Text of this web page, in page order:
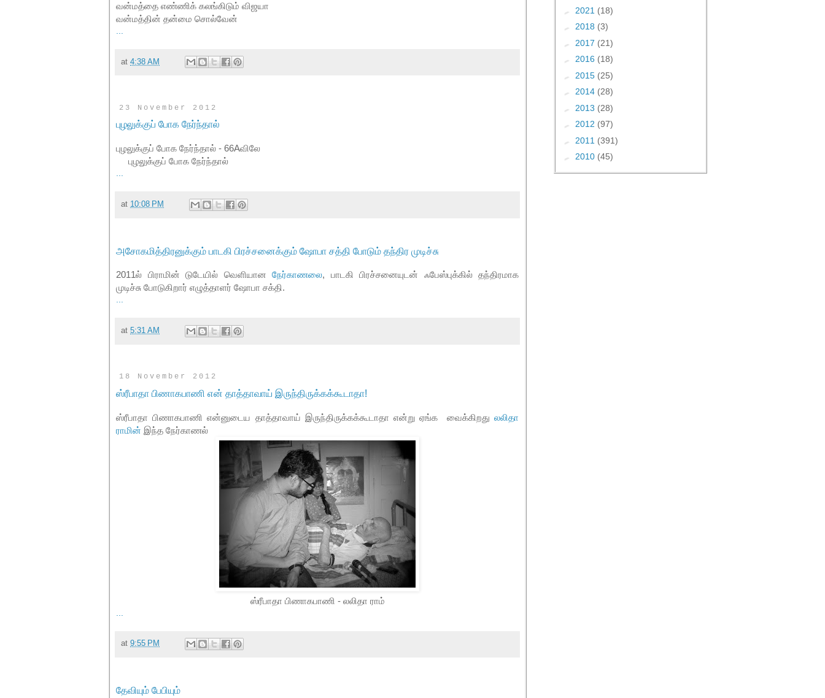
வன்மத்தை எண்ணிக் கலங்கிடும் விஜயா
வன்மத்தின் தன்மை சொல்வேன்
at 4:38 AM
23 November 2012
புழலுக்குப் போக நேர்ந்தால்
புழலுக்குப் போக நேர்ந்தால் - 66Aவிலே
புழலுக்குப் போக நேர்ந்தால்
...
at 10:08 PM
அசோகமித்திரனுக்கும் பாடகி பிரச்சனைக்கும் ஷோபா சத்தி போடும் தந்திர முடிச்சு
2011ல் பிராமின் டுடேயில் வெளியான நேர்காணலை, பாடகி பிரச்சனையுடன் ஃபேஸ்புக்கில் தந்திரமாக
முடிச்சு போடுகிறார் எழுத்தாளர் ஷோபா சக்தி.
...
at 5:31 AM
18 November 2012
ஸ்ரீபாதா பிணாகபாணி என் தாத்தாவாய் இருந்திருக்கக்கூடாதா!
ஸ்ரீபாதா பிணாகபாணி என்னுடைய தாத்தாவாய் இருந்திருக்கக்கூடாதா என்று ஏங்க வைக்கிறதுலலிதா
ராமின் இந்த நேர்காணல்
ஸ்ரீபாதா பிணாகபாணி - லலிதா ராம்
at 9:55 PM
தேவியும் பேபியும்
► 2021 (18)
► 2018 (3)
► 2017 (21)
► 2016 (18)
► 2015 (25)
► 2014 (28)
► 2013 (28)
► 2012 (97)
► 2011 (391)
► 2010 (45)